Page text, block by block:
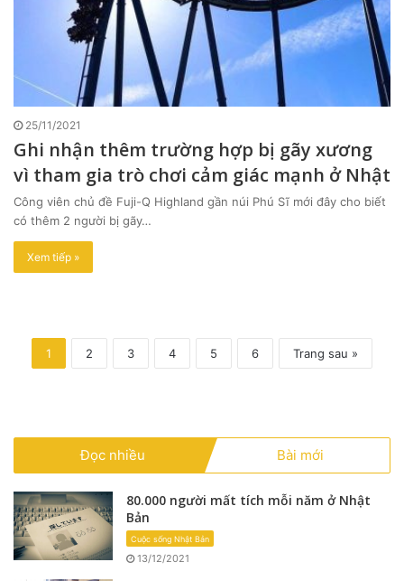
25/11/2021
Ghi nhận thêm trường hợp bị gãy xương
vì tham gia trò chơi cảm giác mạnh ở Nhật
Công viên chủ đề Fuji-Q Highland gần núi Phú Sĩ mới đây cho biết
có thêm 2 người bị gãy…
Xem tiếp »
1 2 3 4 5 6 Trang sau »
Đọc nhiều Bài mới
80.000 người mất tích mỗi năm ở Nhật
Bản
Cuộc sống Nhật Bản
13/12/2021